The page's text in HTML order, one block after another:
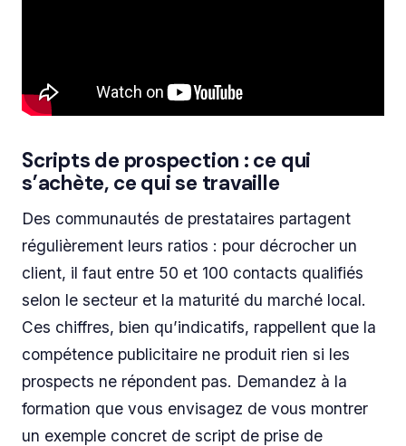
Scripts de prospection : ce qui
s’achète, ce qui se travaille
Des communautés de prestataires partagent
régulièrement leurs ratios : pour décrocher un
client, il faut entre 50 et 100 contacts qualifiés
selon le secteur et la maturité du marché local.
Ces chiffres, bien qu’indicatifs, rappellent que la
compétence publicitaire ne produit rien si les
prospects ne répondent pas. Demandez à la
formation que vous envisagez de vous montrer
un exemple concret de script de prise de